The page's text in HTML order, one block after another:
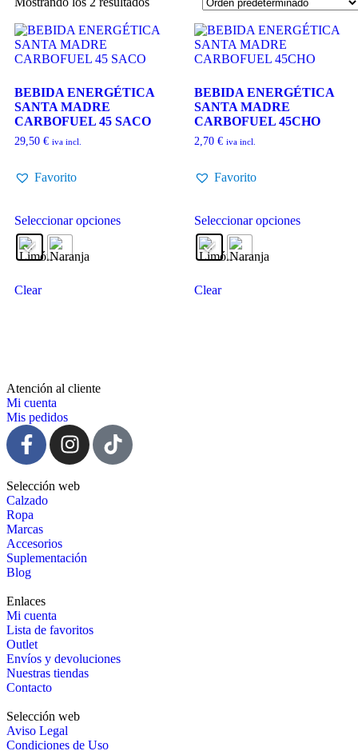
BEBIDA ENERGÉTICA
SANTA MADRE
CARBOFUEL 45 SACO
29,50 € iva incl.
Favorito
Seleccionar opciones
Clear
BEBIDA ENERGÉTICA
SANTA MADRE
CARBOFUEL 45CHO
2,70 € iva incl.
Favorito
Seleccionar opciones
Clear
Atención al cliente
Mi cuenta
Mis pedidos
Selección web
Calzado
Ropa
Marcas
Accesorios
Suplementación
Blog
Enlaces
Mi cuenta
Lista de favoritos
Outlet
Envíos y devoluciones
Nuestras tiendas
Contacto
Selección web
Aviso Legal
Condiciones de Uso